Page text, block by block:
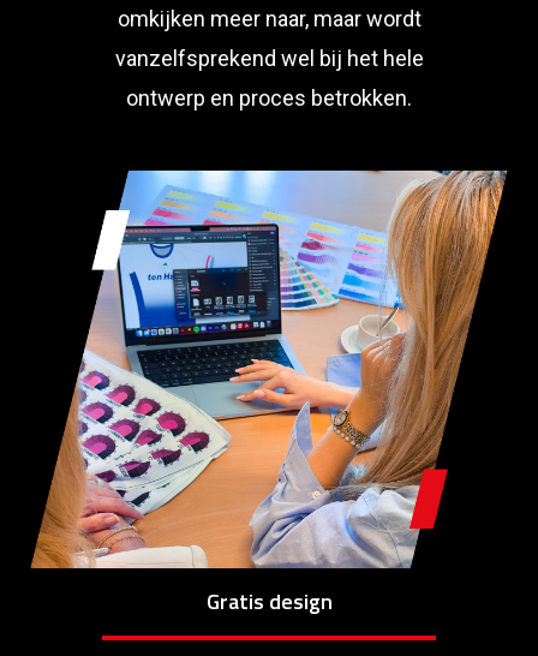
omkijken meer naar, maar wordt
vanzelfsprekend wel bij het hele
ontwerp en proces betrokken.
Gratis design